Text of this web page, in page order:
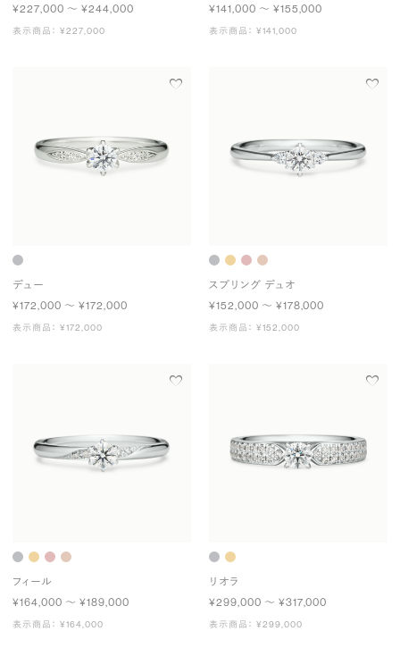
¥227,000 〜 ¥244,000
表示商品： ¥227,000
¥141,000 〜 ¥155,000
表示商品： ¥141,000
デュー
¥172,000 〜 ¥172,000
表示商品： ¥172,000
スプリング デュオ
¥152,000 〜 ¥178,000
表示商品： ¥152,000
フィール
¥164,000 〜 ¥189,000
表示商品： ¥164,000
リオラ
¥299,000 〜 ¥317,000
表示商品： ¥299,000